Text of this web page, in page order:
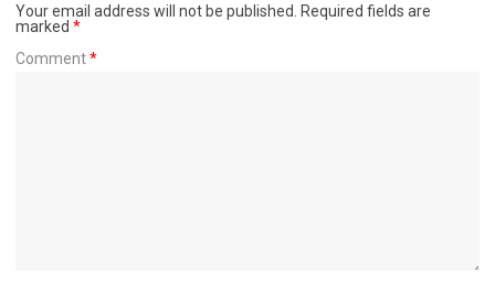
Your email address will not be published.
Required fields are
marked *
Comment*